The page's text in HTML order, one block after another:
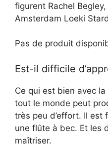
figurent Rachel
Amsterdam Loeki
Pas de produit
Est-il difficile
Ce qui est bien avec la
tout le monde peut
très peu d’effort. Il est
une flûte à bec. Et les
maîtriser.